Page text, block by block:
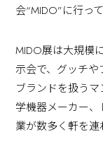
会“MIDO”に行っ
MIDO展は大規模
示会で、グッチ
ブランドを扱う
学機器メーカー
業が数多く軒を連